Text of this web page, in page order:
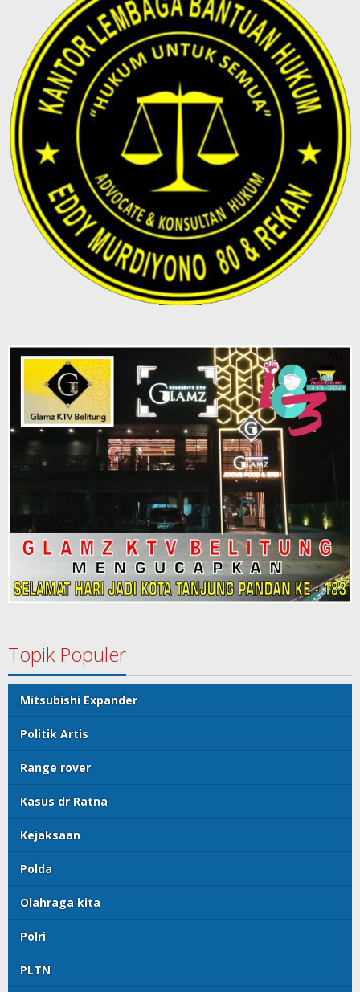
Topik Populer
Mitsubishi Expander
Politik Artis
Range rover
Kasus dr Ratna
Kejaksaan
Polda
Olahraga kita
Polri
PLTN